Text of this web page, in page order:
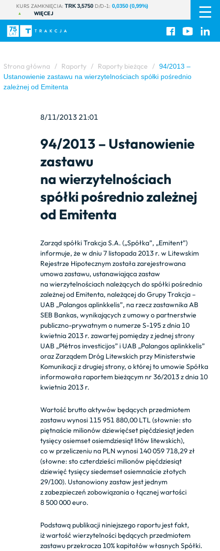
KURS ZAMKNIĘCIA: TRK 3,5750 D/D-1: 0,0350 (0,99%)
WIĘCEJ
PL
EN
Strona główna / Raporty / Raporty bieżące / 94/2013 –
Ustanowienie zastawu na wierzytelnościach spółki pośrednio
zależnej od Emitenta
8/11/2013 21:01
94/2013 – Ustanowienie
zastawu
na wierzytelnościach
spółki pośrednio zależnej
od Emitenta
Zarząd spółki Trakcja S.A. („Spółka”, „Emitent”)
informuje, że w dniu 7 listopada 2013 r. w Litewskim
Rejestrze Hipotecznym została zarejestrowana
umowa zastawu, ustanawiająca zastaw
na wierzytelnościach należących do spółki pośrednio
zależnej od Emitenta, należącej do Grupy Trakcja –
UAB „Palangos aplinkkelis”, na rzecz zastawnika AB
SEB Bankas, wynikających z umowy o partnerstwie
publiczno-prywatnym o numerze S-195 z dnia 10
kwietnia 2013 r. zawartej pomiędzy z jednej strony
UAB „Plétros investicijos” i UAB „Palangos aplinkkelis”
oraz Zarządem Dróg Litewskich przy Ministerstwie
Komunikacji z drugiej strony, o której to umowie Spółka
informowała raportem bieżącym nr 36/2013 z dnia 10
kwietnia 2013 r.
Wartość brutto aktywów będących przedmiotem
zastawu wynosi 115 951 880,00 LTL (słownie: sto
piętnaście milionów dziewięćset pięćdziesiąt jeden
tysięcy osiemset osiemdziesiąt litów litewskich),
co w przeliczeniu na PLN wynosi 140 059 718,29 zł
(słowne: sto czterdzieści milionów pięćdziesiąt
dziewięć tysięcy siedemset osiemnaście złotych
29/100). Ustanowiony zastaw jest jednym
z zabezpieczeń zobowiązania o łącznej wartości
8 500 000 euro.
Podstawą publikacji niniejszego raportu jest fakt,
iż wartość wierzytelności będących przedmiotem
zastawu przekracza 10% kapitałów własnych Spółki.